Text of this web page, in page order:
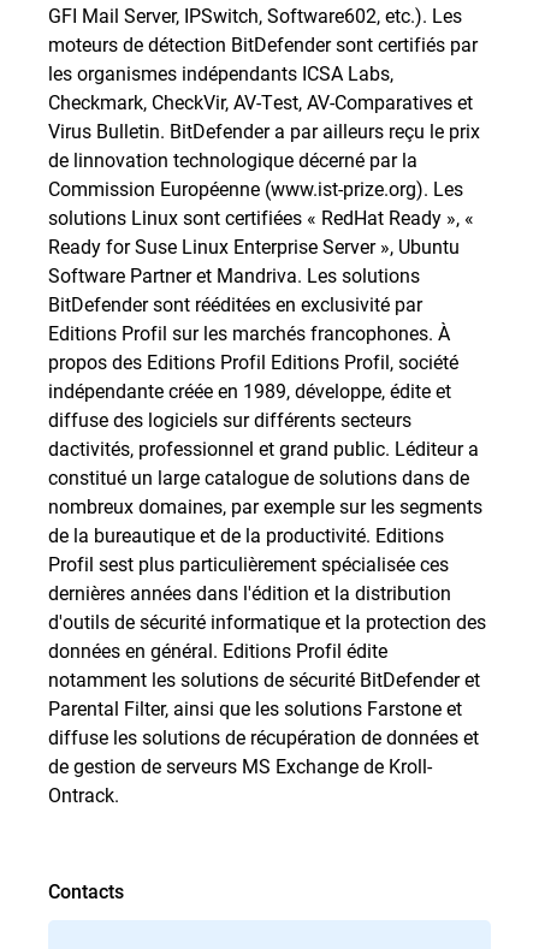
GFI Mail Server, IPSwitch, Software602, etc.). Les
moteurs de détection BitDefender sont certifiés par
les organismes indépendants ICSA Labs,
Checkmark, CheckVir, AV-Test, AV-Comparatives et
Virus Bulletin. BitDefender a par ailleurs reçu le prix
de linnovation technologique décerné par la
Commission Européenne (www.ist-prize.org). Les
solutions Linux sont certifiées « RedHat Ready », «
Ready for Suse Linux Enterprise Server », Ubuntu
Software Partner et Mandriva. Les solutions
BitDefender sont rééditées en exclusivité par
Editions Profil sur les marchés francophones. À
propos des Editions Profil Editions Profil, société
indépendante créée en 1989, développe, édite et
diffuse des logiciels sur différents secteurs
dactivités, professionnel et grand public. Léditeur a
constitué un large catalogue de solutions dans de
nombreux domaines, par exemple sur les segments
de la bureautique et de la productivité. Editions
Profil sest plus particulièrement spécialisée ces
dernières années dans l'édition et la distribution
d'outils de sécurité informatique et la protection des
données en général. Editions Profil édite
notamment les solutions de sécurité BitDefender et
Parental Filter, ainsi que les solutions Farstone et
diffuse les solutions de récupération de données et
de gestion de serveurs MS Exchange de Kroll-
Ontrack.
Contacts